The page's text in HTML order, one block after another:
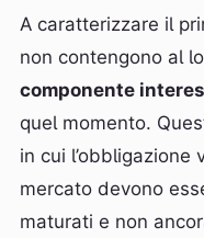
A caratterizzare il
non contengono al
componente
quel momento.
in cui l’obbligazione
mercato devono
maturati e non